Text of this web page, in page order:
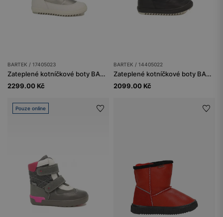
BARTEK / 17405023
Zateplené kotníčkové boty BARTEK 17405023, pro dívky, stříbrno-bílé
2299.00 Kč
BARTEK / 14405022
Zateplené kotníčkové boty BARTEK 14405022, pro dívky, černé
2099.00 Kč
Pouze online